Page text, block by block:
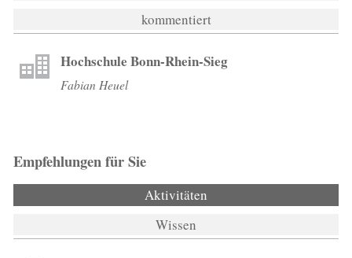
kommentiert
Hochschule Bonn-Rhein-Sieg
Fabian Heuel
Empfehlungen für Sie
Aktivitäten
Wissen